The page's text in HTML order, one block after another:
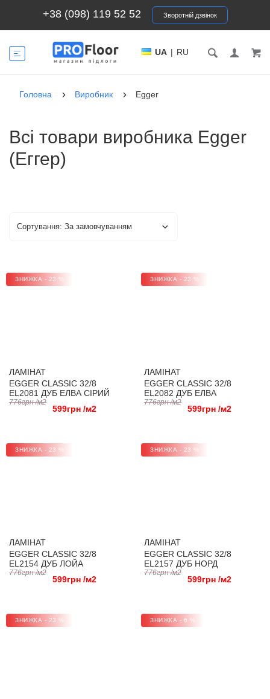
+38 (098) 119 52 52 Зворотній дзвінок
UA | RU
Головна Виробник Egger
Всі товари виробника Egger
(Еггер)
ЗНИЖКА - 23 %
ЛАМІНАТ
EGGER CLASSIC 32/8
EL2081 ДУБ ЕЛВА СІРИЙ
776грн /м2
599грн /м2
ЗНИЖКА - 23 %
ЛАМІНАТ
EGGER CLASSIC 32/8
EL2082 ДУБ ЕЛВА
НАТУРАЛЬНИЙ
776грн /м2
599грн /м2
ЗНИЖКА - 23 %
ЛАМІНАТ
EGGER CLASSIC 32/8
EL2154 ДУБ ЛОЙА
КРЕМОВИЙ
776грн /м2
599грн /м2
ЗНИЖКА - 23 %
ЛАМІНАТ
EGGER CLASSIC 32/8
EL2157 ДУБ НОРД
ПІСЧАНИЙ
776грн /м2
599грн /м2
ЗНИЖКА - 23 % ЗНИЖКА - 6 %